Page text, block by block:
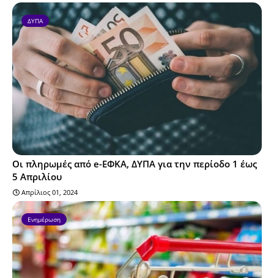
ΔΥΠΑ
Οι πληρωμές από e-ΕΦΚΑ, ΔΥΠΑ για την περίοδο 1 έως
5 Απριλίου
Απρίλιος 01, 2024
Ενημέρωση